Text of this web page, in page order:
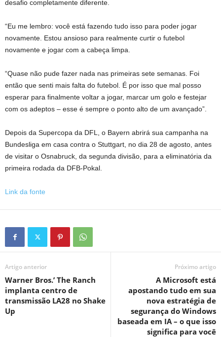
desafio completamente diferente.
“Eu me lembro: você está fazendo tudo isso para poder jogar
novamente. Estou ansioso para realmente curtir o futebol
novamente e jogar com a cabeça limpa.
“Quase não pude fazer nada nas primeiras sete semanas. Foi
então que senti mais falta do futebol. É por isso que mal posso
esperar para finalmente voltar a jogar, marcar um golo e festejar
com os adeptos – esse é sempre o ponto alto de um avançado”.
Depois da Supercopa da DFL, o Bayern abrirá sua campanha na
Bundesliga em casa contra o Stuttgart, no dia 28 de agosto, antes
de visitar o Osnabruck, da segunda divisão, para a eliminatória da
primeira rodada da DFB-Pokal.
Link da fonte
Artigo anterior
Warner Bros.’ The Ranch
implanta centro de
transmissão LA28 no Shake
Up
Próximo artigo
A Microsoft está
apostando tudo em sua
nova estratégia de
segurança do Windows
baseada em IA – o que isso
significa para você